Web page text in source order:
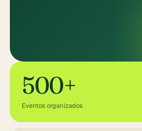
500+
Eventos organizados